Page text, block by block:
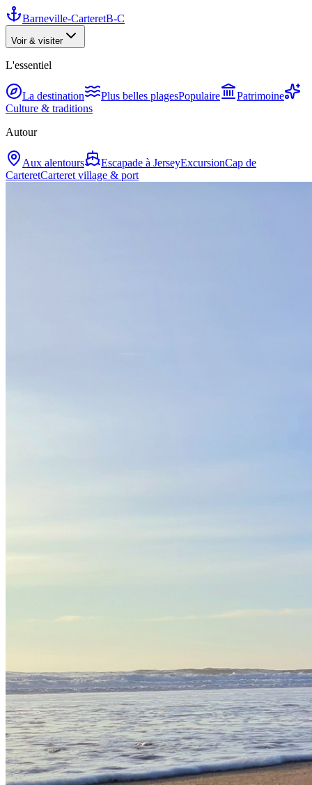
Barneville-CarteretB-C
Voir & visiter
L'essentiel
La destination Plus belles plagesPopulaire
Patrimoine
Culture & traditions
Autour
Aux alentours Escapade à JerseyExcursionCap de
CarteretCarteret village & port